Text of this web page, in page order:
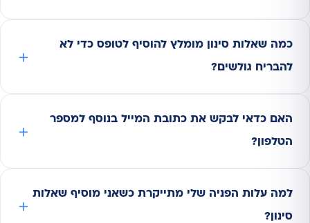
כמה שאלות סינון מומלץ להוסיף לטופס כדי לא
להבריח גולשים?
האם כדאי לבקש את כתובת המייל בנוסף למספר
הטלפון?
למה עלות הפניה שלי מתייקרת כשאני מוסיף שאלות
סינון?